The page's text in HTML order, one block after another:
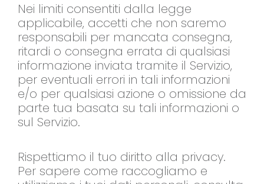
Nei limiti consentiti dalla legge
applicabile, accetti che non saremo
responsabili per mancata consegna,
ritardi o consegna errata di qualsiasi
informazione inviata tramite il Servizio,
per eventuali errori in tali informazioni
e/o per qualsiasi azione o omissione da
parte tua basata su tali informazioni o
sul Servizio.
Rispettiamo il tuo diritto alla privacy.
Per sapere come raccogliamo e